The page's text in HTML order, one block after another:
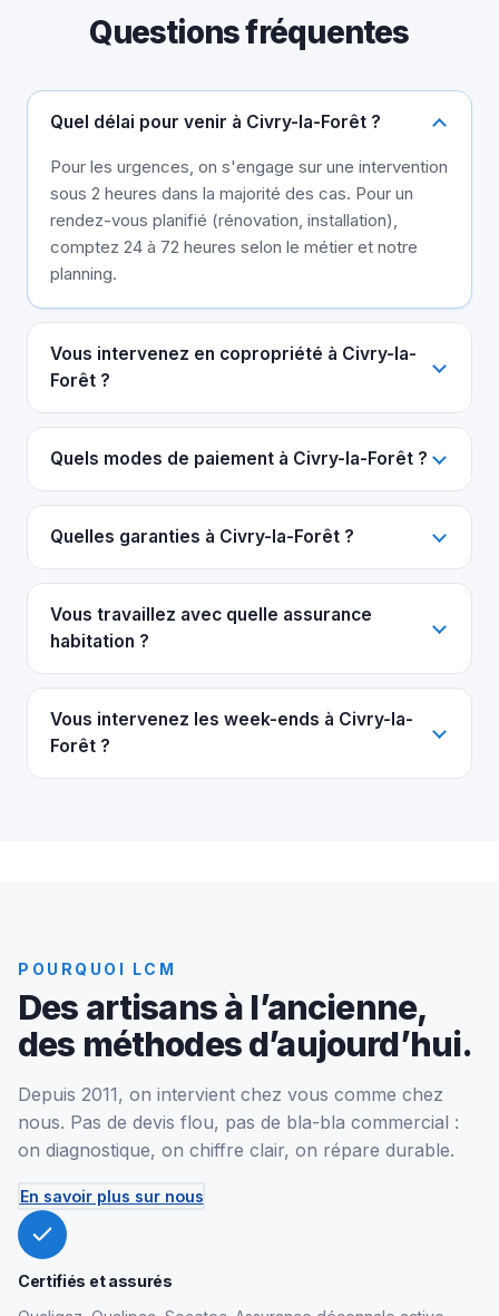
Questions fréquentes
Quel délai pour venir à Civry-la-Forêt ?
Pour les urgences, on s'engage sur une intervention
sous 2 heures dans la majorité des cas. Pour un
rendez-vous planifié (rénovation, installation),
comptez 24 à 72 heures selon le métier et notre
planning.
Vous intervenez en copropriété à Civry-la-
Forêt ?
Quels modes de paiement à Civry-la-Forêt ?
Quelles garanties à Civry-la-Forêt ?
Vous travaillez avec quelle assurance
habitation ?
Vous intervenez les week-ends à Civry-la-
Forêt ?
POURQUOI LCM
Des artisans à l’ancienne,
des méthodes d’aujourd’hui.
Depuis 2011, on intervient chez vous comme chez
nous. Pas de devis flou, pas de bla-bla commercial :
on diagnostique, on chiffre clair, on répare durable.
En savoir plus sur nous
Certifiés et assurés